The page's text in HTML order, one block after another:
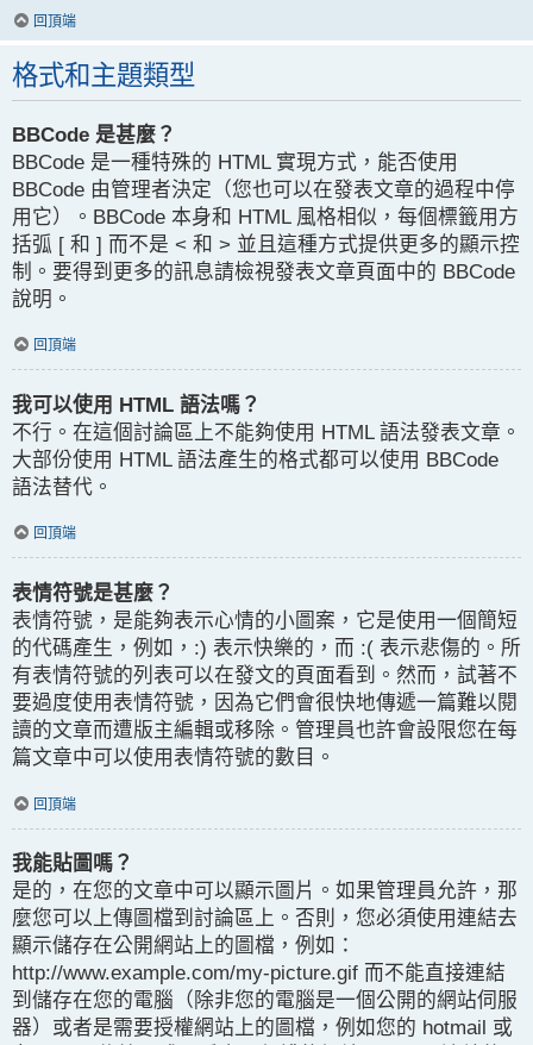
回頂端
格式和主題類型
BBCode 是甚麼？
BBCode 是一種特殊的 HTML 實現方式，能否使用
BBCode 由管理者決定（您也可以在發表文章的過程中停
用它）。BBCode 本身和 HTML 風格相似，每個標籤用方
括弧 [ 和 ] 而不是 < 和 > 並且這種方式提供更多的顯示控
制。要得到更多的訊息請檢視發表文章頁面中的 BBCode
說明。
回頂端
我可以使用 HTML 語法嗎？
不行。在這個討論區上不能夠使用 HTML 語法發表文章。
大部份使用 HTML 語法產生的格式都可以使用 BBCode
語法替代。
回頂端
表情符號是甚麼？
表情符號，是能夠表示心情的小圖案，它是使用一個簡短
的代碼產生，例如，:) 表示快樂的，而 :( 表示悲傷的。所
有表情符號的列表可以在發文的頁面看到。然而，試著不
要過度使用表情符號，因為它們會很快地傳遞一篇難以閱
讀的文章而遭版主編輯或移除。管理員也許會設限您在每
篇文章中可以使用表情符號的數目。
回頂端
我能貼圖嗎？
是的，在您的文章中可以顯示圖片。如果管理員允許，那
麼您可以上傳圖檔到討論區上。否則，您必須使用連結去
顯示儲存在公開網站上的圖檔，例如：
http://www.example.com/my-picture.gif 而不能直接連結
到儲存在您的電腦（除非您的電腦是一個公開的網站伺服
器）或者是需要授權網站上的圖檔，例如您的 hotmail 或